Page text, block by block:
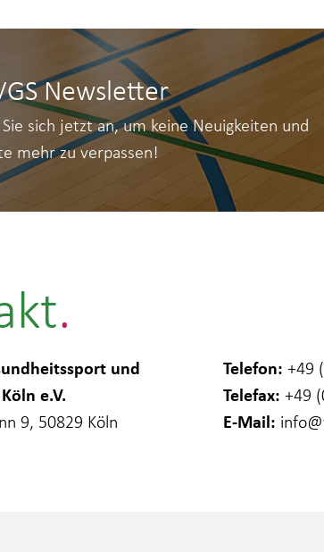
Newsletter
sich jetzt an, um keine Neuigkeiten und
mehr zu verpassen!
und
e.V.
9, 50829 Köln
Telefon: +49
Telefax: +49
E-Mail: info